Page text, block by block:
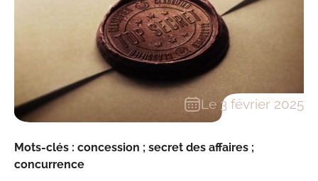
Le 3 février 2025
Mots-clés : concession ; secret des affaires ;
concurrence